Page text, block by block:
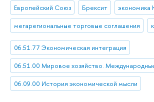
Европейский Союз Брексит
экономика
мегарегиональные торговые соглашения
06.51.77 Экономическая интеграция
06.09.00 История экономической мысли